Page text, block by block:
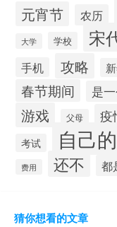
元宵节 农历
大学 学校 宋
手机 攻略
春节期间 是
游戏 父母 疫
考试 自己的
费用 还不 都
猜你想看的文章